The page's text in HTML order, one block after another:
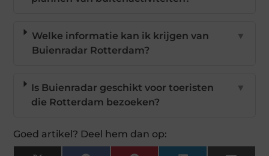
Welke informatie kan ik krijgen van
Buienradar Rotterdam?
▼
Is Buienradar geschikt voor toeristen
die Rotterdam bezoeken?
▼
Goed artikel? Deel hem dan op: